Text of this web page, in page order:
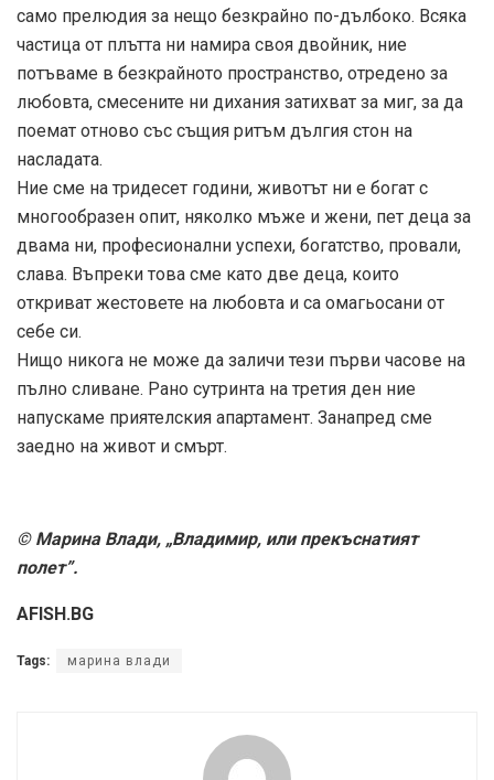
само прелюдия за нещо безкрайно по-дълбоко. Всяка
частица от плътта ни намира своя двойник, ние
потъваме в безкрайното пространство, отредено за
любовта, смесените ни дихания затихват за миг, за да
поемат отново със същия ритъм дългия стон на
насладата.
Ние сме на тридесет години, животът ни е богат с
многообразен опит, няколко мъже и жени, пет деца за
двама ни, професионални успехи, богатство, провали,
слава. Въпреки това сме като две деца, които
откриват жестовете на любовта и са омагьосани от
себе си.
Нищо никога не може да заличи тези първи часове на
пълно сливане. Рано сутринта на третия ден ние
напускаме приятелския апартамент. Занапред сме
заедно на живот и смърт.
© Марина Влади, „Владимир, или прекъснатият
полет”.
AFISH.BG
Tags: марина влади